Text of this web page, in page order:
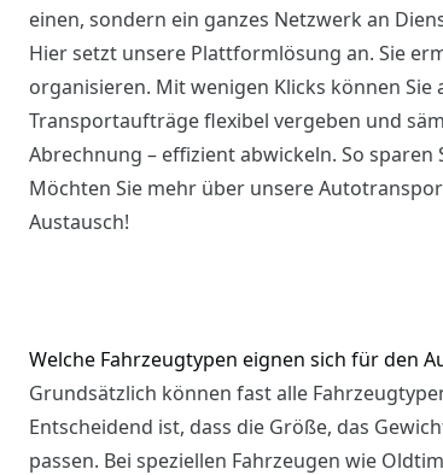
einen, sondern ein ganzes Netzwerk an
Hier setzt unsere Plattformlösung an. Sie
organisieren. Mit wenigen Klicks können
Transportaufträge flexibel vergeben und
Abrechnung – effizient abwickeln. So
Möchten Sie mehr über unsere
Austausch!
Welche Fahrzeugtypen eignen sich für den
Grundsätzlich können fast alle
Entscheidend ist, dass die Größe, das
passen. Bei speziellen Fahrzeugen wie